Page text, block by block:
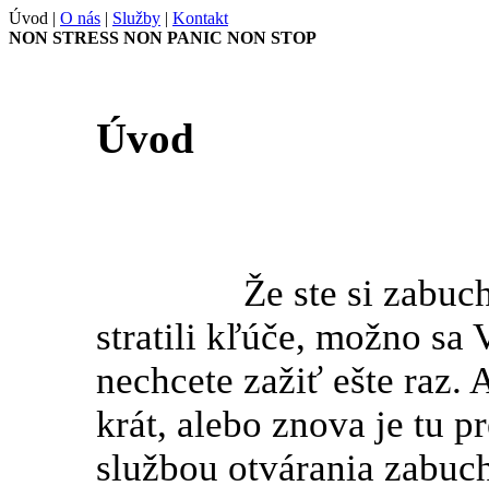
Úvod | O nás | Služby | Kontakt
NON STRESS NON PANIC NON STOP
Úvod
Že ste si zabuchli
stratili kľúče, možno sa
nechcete zažiť ešte raz.
krát, alebo znova je tu
službou otvárania